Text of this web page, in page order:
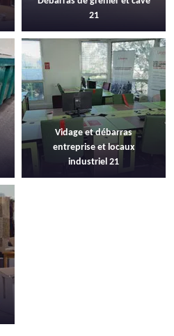
21
Vidage et débarras
entreprise et locaux
industriel 21